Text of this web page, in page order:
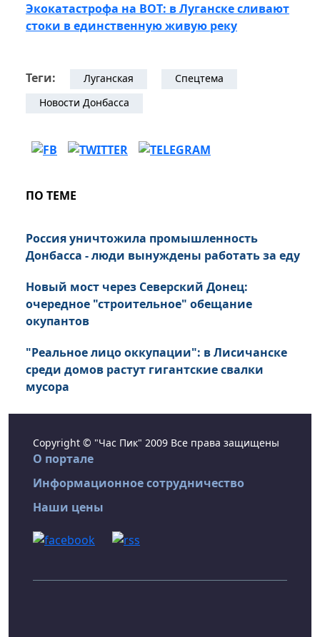
Экокатастрофа на ВОТ: в Луганске сливают
стоки в единственную живую реку
Теги: Луганская
Спецтема
Новости Донбасса
ПО ТЕМЕ
Россия уничтожила промышленность
Донбасса - люди вынуждены работать за еду
Новый мост через Северский Донец:
очередное "строительное" обещание
окупантов
"Реальное лицо оккупации": в Лисичанске
среди домов растут гигантские свалки
мусора
Copyright © "Час Пик" 2009 Все права защищены
О портале
Информационное сотрудничество
Наши цены